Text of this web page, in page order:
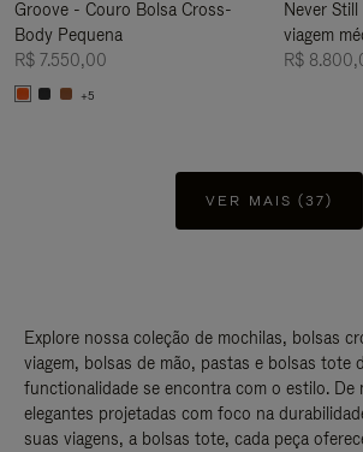
Groove - Couro Bolsa Cross-
Body Pequena
R$ 7.550,00
+5
Never
viagem
R$
VER MAIS (37)
Explore nossa coleção de mochilas, bolsas
viagem, bolsas de mão, pastas e bolsas tote
functionalidade se encontra com o estilo. De
elegantes projetadas com foco na
suas viagens, a bolsas tote, cada peça